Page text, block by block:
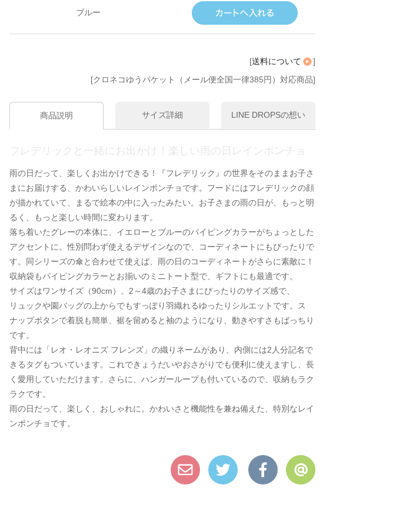
ブルー
[送料について
]
[クロネコゆうパケット（メール便全国一律385円）対応商品]
商品説明 サイズ詳細 LINE DROPSの想い
フレデリックと一緒にお出かけ！楽しい雨の日レインポンチョ
雨の日だって、楽しくお出かけできる！『フレデリック』の世界をそのままお子さ
まにお届けする、かわいらしいレインポンチョです。フードにはフレデリックの顔
が描かれていて、まるで絵本の中に入ったみたい。お子さまの雨の日が、もっと明
るく、もっと楽しい時間に変わります。
落ち着いたグレーの本体に、イエローとブルーのパイピングカラーがちょっとした
アクセントに。性別問わず使えるデザインなので、コーディネートにもぴったりで
す。同シリーズの傘と合わせて使えば、雨の日のコーディネートがさらに素敵に！
収納袋もパイピングカラーとお揃いのミニトート型で、ギフトにも最適です。
サイズはワンサイズ（90cm）。2～4歳のお子さまにぴったりのサイズ感で、
リュックや園バッグの上からでもすっぽり羽織れるゆったりシルエットです。ス
ナップボタンで着脱も簡単、裾を留めると袖のようになり、動きやすさもばっちり
です。
背中には「レオ・レオニズ フレンズ」の織りネームがあり、内側には2人分記名で
きるタグもついています。これできょうだいやおさがりでも便利に使えますし、長
く愛用していただけます。さらに、ハンガーループも付いているので、収納もラク
ラクです。
雨の日だって、楽しく、おしゃれに。かわいさと機能性を兼ね備えた、特別なレイ
ンポンチョです。